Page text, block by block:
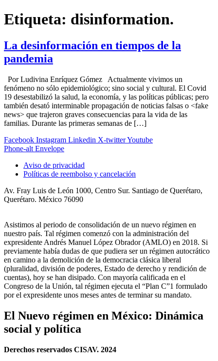
Etiqueta: disinformation.
La desinformación en tiempos de la
pandemia
Por Ludivina Enríquez Gómez Actualmente vivimos un
fenómeno no sólo epidemiológico; sino social y cultural. El Covid
19 desestabilizó la salud, la economía, y las políticas públicas; pero
también desató interminable propagación de noticias falsas o <fake
news> que trajeron graves consecuencias para la vida de las
familias. Durante las primeras semanas de […]
Facebook Instagram Linkedin X-twitterYoutube
Phone-alt Envelope
Aviso de privacidad
Políticas de reembolso y cancelación
Av. Fray Luis de León 1000, Centro Sur. Santiago de Querétaro,
Querétaro. México 76090
Asistimos al periodo de consolidación de un nuevo régimen en
nuestro país. Tal régimen comenzó con la administración del
expresidente Andrés Manuel López Obrador (AMLO) en 2018. Si
previamente había dudas de que pudiera ser un régimen autocrático
en camino a la demolición de la democracia clásica liberal
(pluralidad, división de poderes, Estado de derecho y rendición de
cuentas), hoy se han disipado. Con mayoría calificada en el
Congreso de la Unión, tal régimen ejecuta el “Plan C”1 formulado
por el expresidente unos meses antes de terminar su mandato.
El Nuevo régimen en México: Dinámica
social y política
Derechos reservados CISAV. 2024